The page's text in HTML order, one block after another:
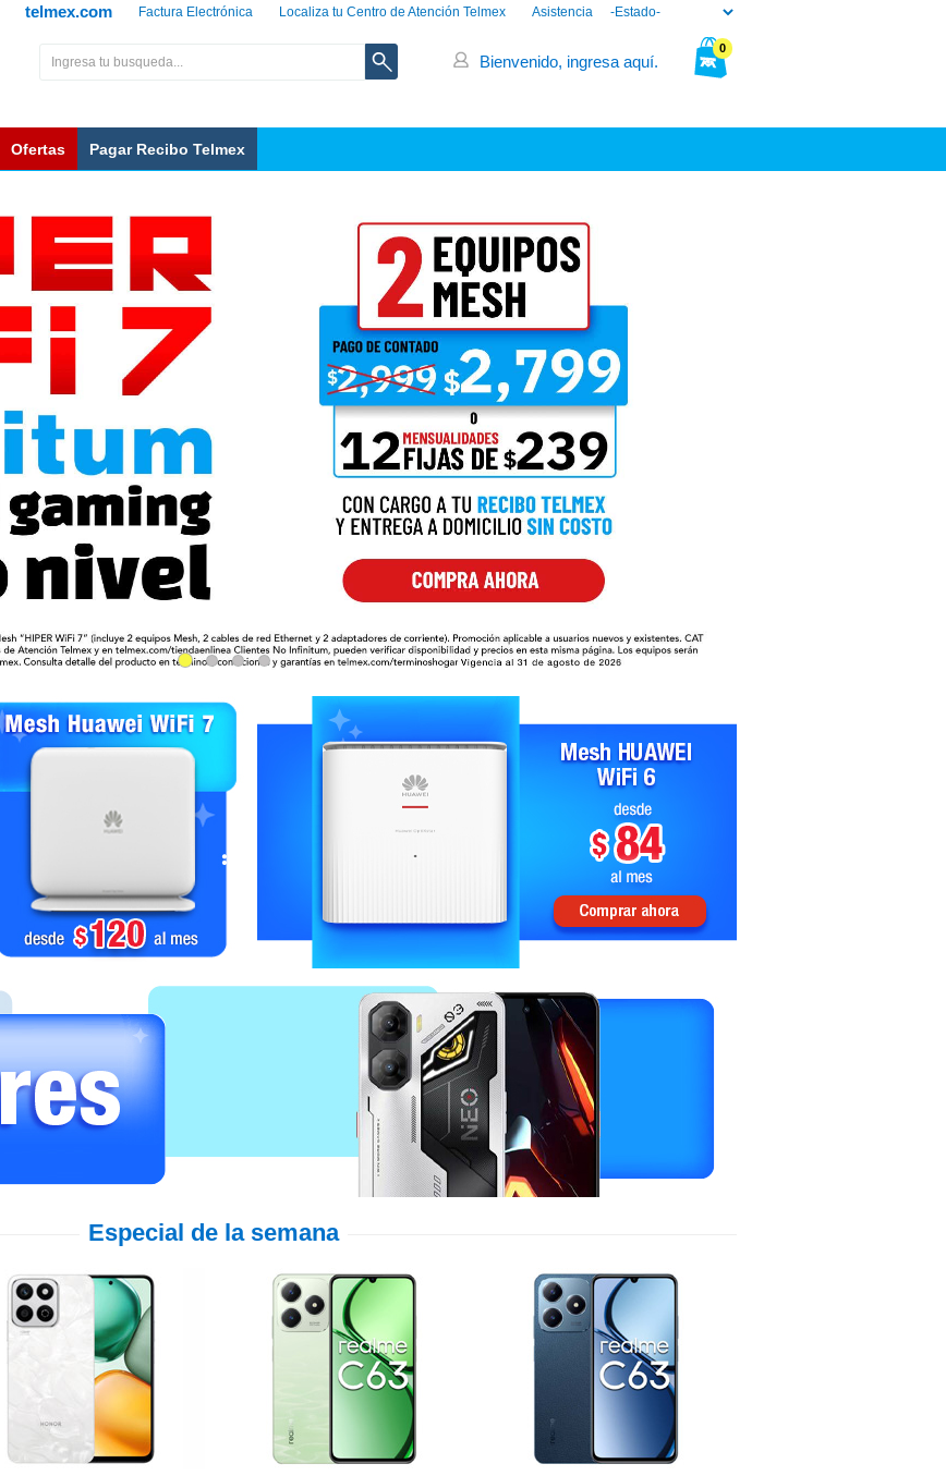
Asistencia
Localiza tu Centro de Atención Telmex
Factura Electrónica
telmex.com
0
Bienvenido, ingresa aquí.
Ofertas Pagar Recibo Telmex
Especial de la semana